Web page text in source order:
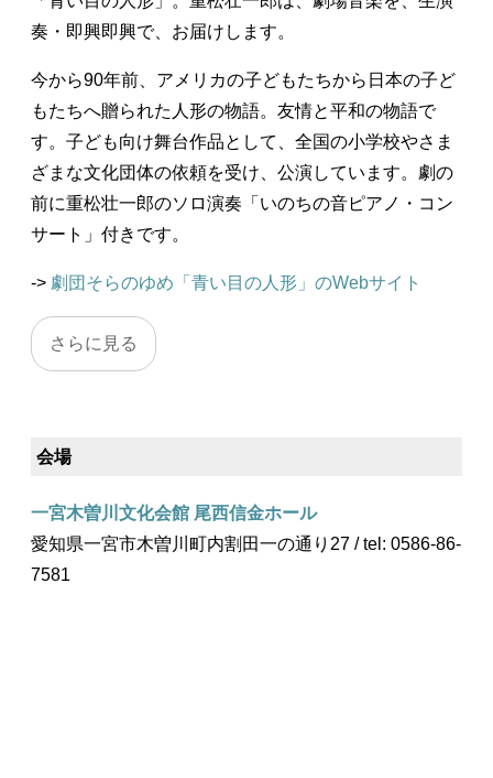
奏・即興即興で、お届けします。
今から90年前、アメリカの子どもたちから日本の子ど
もたちへ贈られた人形の物語。友情と平和の物語で
す。子ども向け舞台作品として、全国の小学校やさま
ざまな文化団体の依頼を受け、公演しています。劇の
前に重松壮一郎のソロ演奏「いのちの音ピアノ・コン
サート」付きです。
-> 劇団そらのゆめ「青い目の人形」のWebサイト
会場
一宮木曽川文化会館 尾西信金ホール
愛知県一宮市木曽川町内割田一の通り27 / tel: 0586-86-
7581